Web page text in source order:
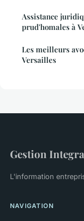
Assistance
prud'homales à
Les meilleurs
Versailles
Gestion
L'information
NAVIGATION